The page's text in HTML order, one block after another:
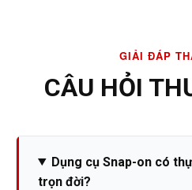
GIẢI ĐÁP
CÂU HỎI
Dụng cụ Snap-on có
trọn đời?